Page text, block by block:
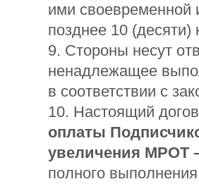
ими своевременной
позднее 10
9. Стороны несут
ненадлежащее
в соответствии с
10. Настоящий
оплаты
увеличения МРОТ
полного